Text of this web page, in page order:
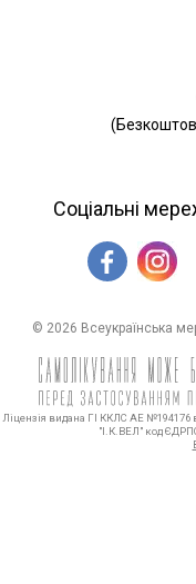
Соціальні
© 2026 Всеукраїнська
Ліцензія видана ГІ ККЛС АЕ №194176
"І.К.ВЕЛ" код